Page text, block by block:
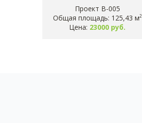
Проект B-005
Общая площадь: 125,43 м2
Цена: 23000 руб.